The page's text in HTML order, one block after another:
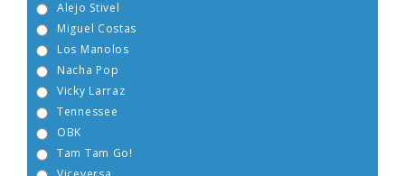
Alejo Stivel
Miguel Costas
Nacha Pop
Vicky Larraz